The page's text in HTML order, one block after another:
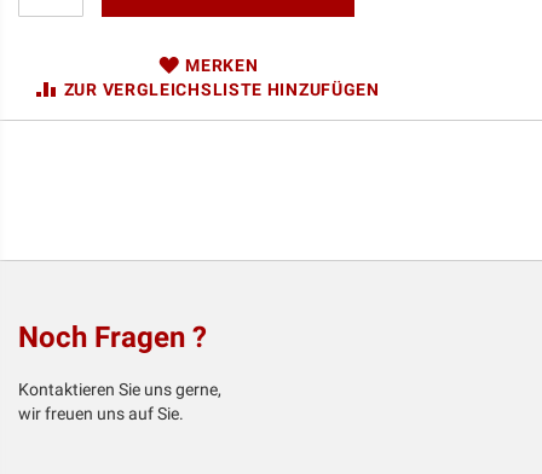
MERKEN
ZUR VERGLEICHSLISTE HINZUFÜGEN
Noch Fragen ?
Kontaktieren Sie uns gerne,
wir freuen uns auf Sie.